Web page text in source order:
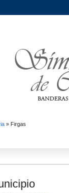
» Firgas